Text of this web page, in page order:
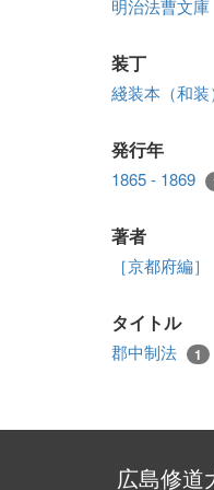
明治法曹文庫
装丁
綫装本（和装
発行年
1865 - 1869
著者
［京都府編］
タイトル
郡中制法 1
広島修道